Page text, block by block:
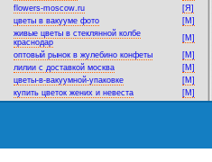
flowers-moscow.ru
[Я]
цветы в вакууме фото
[M]
живые цветы в стеклянной колбе
краснодар
[M]
оптовый рынок в жулебино конфеты
[M]
лилии с доставкой москва
[M]
цветы-в-вакуумной-упаковке
[M]
купить цветок жених и невеста
[M]